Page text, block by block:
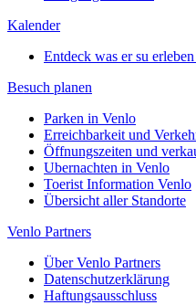
Kalender
Entdeck was er su
Besuch planen
Parken in Venlo
Erreichbarkeit und
Öffnungszeiten und
Ubernachten in Venlo
Toerist Information Venlo
Übersicht aller Standorte
Venlo Partners
Über Venlo Partners
Datenschutzerklärung
Haftungsausschluss